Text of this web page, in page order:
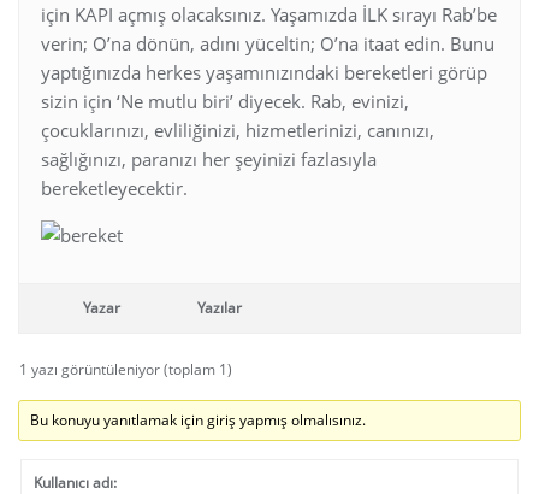
için KAPI açmış olacaksınız. Yaşamızda İLK sırayı Rab’be
verin; O’na dönün, adını yüceltin; O’na itaat edin. Bunu
yaptığınızda herkes yaşamınızındaki bereketleri görüp
sizin için ‘Ne mutlu biri’ diyecek. Rab, evinizi,
çocuklarınızı, evliliğinizi, hizmetlerinizi, canınızı,
sağlığınızı, paranızı her şeyinizi fazlasıyla
bereketleyecektir.
Yazar Yazılar
1 yazı görüntüleniyor (toplam 1)
Bu konuyu yanıtlamak için giriş yapmış olmalısınız.
Kullanıcı adı: